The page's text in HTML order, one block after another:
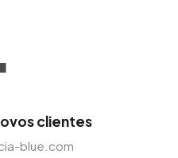
clientes
blue.com